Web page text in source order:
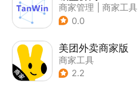
商家管理
商家工具
0.0
美团外卖商家版
商家工具
2.2